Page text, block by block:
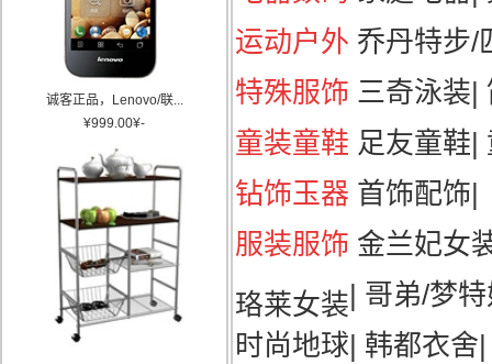
诚客正品，Lenovo/联...
¥999.00¥-
运动户外 乔丹特步/
特殊服饰 三奇泳装|
童装童鞋 足友童鞋|
钻饰玉器 首饰配饰|
服装服饰 金兰妃女
珞莱女装| 哥弟/梦
时尚地球| 韩都衣舍|